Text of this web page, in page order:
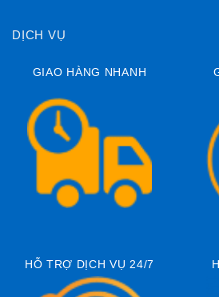
DỊCH VỤ
GIAO HÀNG NHANH
HỖ TRỢ DỊCH VỤ 24/7